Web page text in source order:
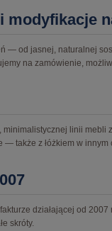
modyfikacje
— od jasnej, naturalnej
na zamówienie,
linii mebli
także z łóżkiem w innym
działającej od
skróty.